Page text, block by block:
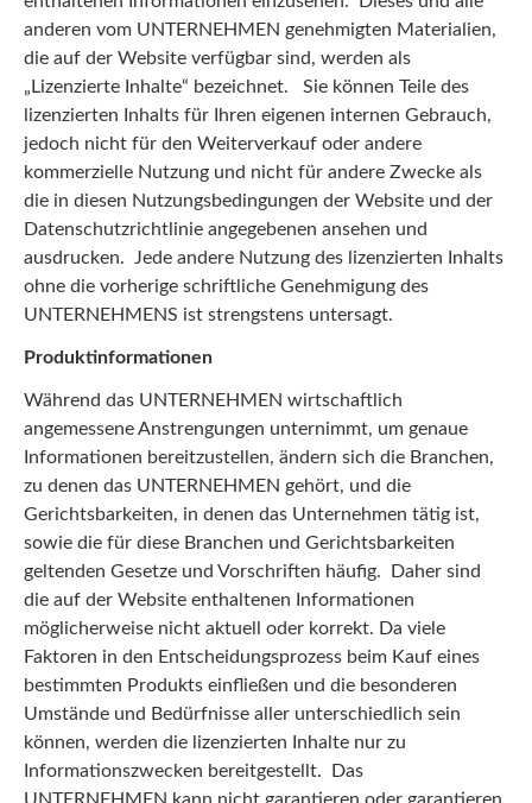
anderen vom UNTERNEHMEN genehmigten Materialien,
die auf der Website verfügbar sind, werden als
„Lizenzierte Inhalte“ bezeichnet. Sie können Teile des
lizenzierten Inhalts für Ihren eigenen internen Gebrauch,
jedoch nicht für den Weiterverkauf oder andere
kommerzielle Nutzung und nicht für andere Zwecke als
die in diesen Nutzungsbedingungen der Website und der
Datenschutzrichtlinie angegebenen ansehen und
ausdrucken. Jede andere Nutzung des lizenzierten Inhalts
ohne die vorherige schriftliche Genehmigung des
UNTERNEHMENS ist strengstens untersagt.
Produktinformationen
Während das UNTERNEHMEN wirtschaftlich
angemessene Anstrengungen unternimmt, um genaue
Informationen bereitzustellen, ändern sich die Branchen,
zu denen das UNTERNEHMEN gehört, und die
Gerichtsbarkeiten, in denen das Unternehmen tätig ist,
sowie die für diese Branchen und Gerichtsbarkeiten
geltenden Gesetze und Vorschriften häufig. Daher sind
die auf der Website enthaltenen Informationen
möglicherweise nicht aktuell oder korrekt. Da viele
Faktoren in den Entscheidungsprozess beim Kauf eines
bestimmten Produkts einfließen und die besonderen
Umstände und Bedürfnisse aller unterschiedlich sein
können, werden die lizenzierten Inhalte nur zu
Informationszwecken bereitgestellt. Das